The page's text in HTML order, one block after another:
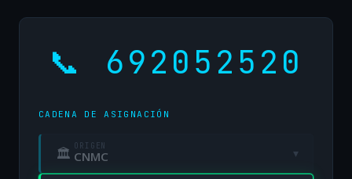
📞 692052520
CADENA DE ASIGNACIÓN
🏛 ORIGEN
CNMC ▾